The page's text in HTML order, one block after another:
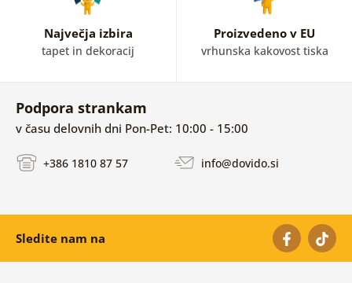
Največja izbira
tapet in dekoracij
Proizvedeno v EU
vrhunska kakovost tiska
Podpora strankam
v času delovnih dni Pon-Pet: 10:00 - 15:00
+386 1810 87 57 info@dovido.si
Sledite nam na